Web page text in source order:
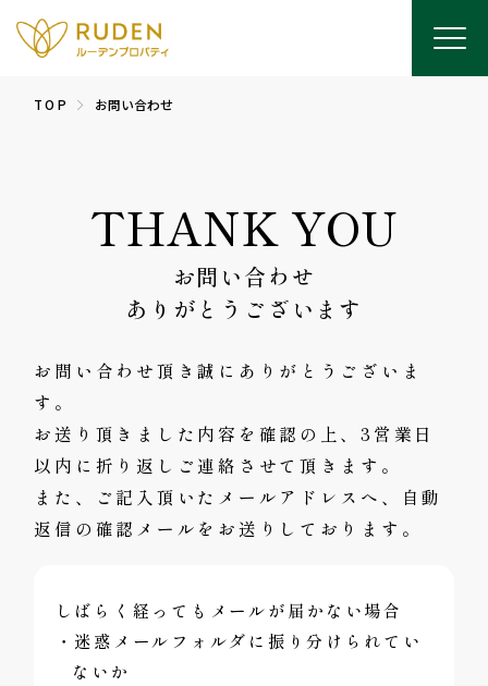
TOP お問い合わせ
THANK YOU
お問い合わせ
ありがとうございます
お問い合わせ頂き誠にありがとうございま
す。
お送り頂きました内容を確認の上、3営業日
以内に折り返しご連絡させて頂きます。
また、ご記入頂いたメールアドレスへ、自動
返信の確認メールをお送りしております。
しばらく経ってもメールが届かない場合
・迷惑メールフォルダに振り分けられてい
ないか